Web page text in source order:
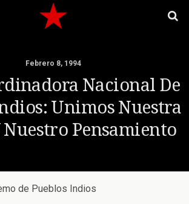
Febrero 8, 1994
Nacional De
Unimos Nuestra
Nuestro Pensamiento
de Pueblos Indios